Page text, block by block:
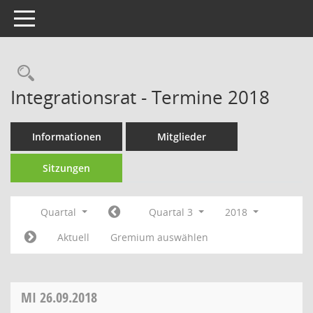
Toggle navigation
Rechercheauswahl
Integrationsrat - Termine 2018
Informationen Mitglieder
Sitzungen
Quartal Quartal 3
2018
Aktuell
Gremium auswählen
MI 26.09.2018